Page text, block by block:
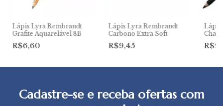
Lápis Lyra Rembrandt
Grafite Aquarelável 8B
R$6,60
Lápis Lyra Rembrandt
Carbono Extra Soft
R$9,45
Lápis
Cadastre-se e receba ofertas com